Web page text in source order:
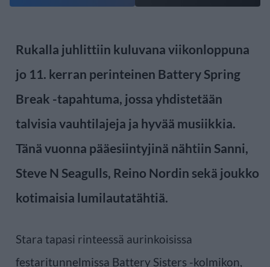
Rukalla juhlittiin kuluvana viikonloppuna
jo 11. kerran perinteinen Battery Spring
Break -tapahtuma, jossa yhdistetään
talvisia vauhtilajeja ja hyvää musiikkia.
Tänä vuonna pääesiintyjinä nähtiin Sanni,
Steve N Seagulls, Reino Nordin sekä joukko
kotimaisia lumilautatähtiä.
Stara tapasi rinteessä aurinkoisissa
festaritunnelmissa Battery Sisters -kolmikon,